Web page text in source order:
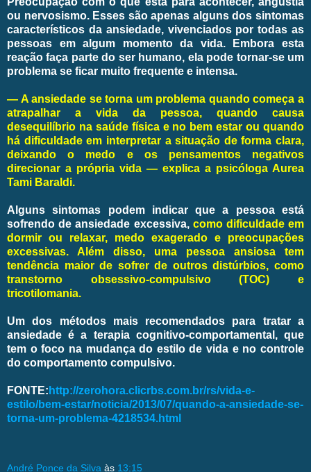
ou nervosismo. Esses são apenas alguns dos sintomas
característicos da ansiedade, vivenciados por todas as
pessoas em algum momento da vida. Embora esta
reação faça parte do ser humano, ela pode tornar-se um
problema se ficar muito frequente e intensa.
— A ansiedade se torna um problema quando começa a
atrapalhar a vida da pessoa, quando causa
desequilíbrio na saúde física e no bem estar ou quando
há dificuldade em interpretar a situação de forma clara,
deixando o medo e os pensamentos negativos
direcionar a própria vida — explica a psicóloga Aurea
Tami Baraldi.
Alguns sintomas podem indicar que a pessoa está
sofrendo de ansiedade excessiva, como dificuldade em
dormir ou relaxar, medo exagerado e preocupações
excessivas. Além disso, uma pessoa ansiosa tem
tendência maior de sofrer de outros distúrbios, como
transtorno obsessivo-compulsivo (TOC) e
tricotilomania.
Um dos métodos mais recomendados para tratar a
ansiedade é a terapia cognitivo-comportamental, que
tem o foco na mudança do estilo de vida e no controle
do comportamento compulsivo.
FONTE: http://zerohora.clicrbs.com.br/rs/vida-e-
estilo/bem-estar/noticia/2013/07/quando-a-ansiedade-se-
torna-um-problema-4218534.html
André Ponce da Silva às 13:15